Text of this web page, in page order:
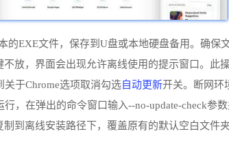
EXE文件，保存到U盘或本地硬盘备用。确保
放，界面会出现允许离线使用的提示窗口。此
于Chrome选项取消勾选自动更新开关。断网环
，在弹出的命令窗口输入--no-update-check参
到离线安装路径下，覆盖原有的默认空白文件